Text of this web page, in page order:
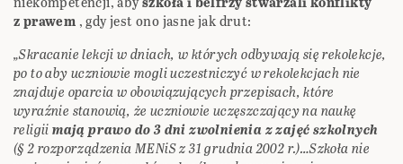
z prawem , gdy jest ono jasne jak drut:
„Skracanie lekcji w dniach, w których odbywają się rekolekcje,
po to aby uczniowie mogli uczestniczyć w rekolekcjach nie
znajduje oparcia w obowiązujących przepisach, które
wyraźnie stanowią, że uczniowie uczęszczający na naukę
religiimają prawo do 3 dni zwolnienia z zajęć szkolnych
(§ 2 rozporządzenia MENiS z 31 grudnia 2002 r.)…Szkoła nie